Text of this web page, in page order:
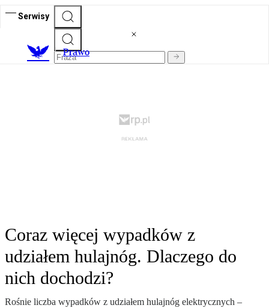
Serwisy
Prawo
Coraz więcej wypadków z
udziałem hulajnóg. Dlaczego do
nich dochodzi?
Rośnie liczba wypadków z udziałem hulajnóg elektrycznych –